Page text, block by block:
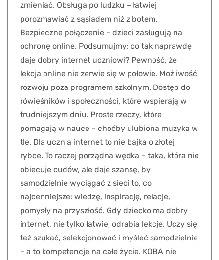
zmieniać. Obsługa po ludzku – łatwiej
porozmawiać z sąsiadem niż z botem.
Bezpieczne połączenie – dzieci zasługują na
ochronę online. Podsumujmy: co tak naprawdę
daje dobry internet uczniowi? Pewność, że
lekcja online nie zerwie się w połowie. Możliwość
rozwoju poza programem szkolnym. Dostęp do
rówieśników i społeczności, które wspierają w
trudniejszym dniu. Proste rzeczy, które
pomagają w nauce – choćby ulubiona muzyka w
tle. Dla ucznia internet to nie bajka o złotej
rybce. To raczej porządna wędka – taka, która nie
obiecuje cudów, ale daje szansę, by
samodzielnie wyciągać z sieci to, co
najcenniejsze: wiedzę, inspirację, relacje,
pomysły na przyszłość. Gdy dziecko ma dobry
internet, nie tylko łatwiej odrabia lekcje. Uczy się
też szukać, selekcjonować i myśleć samodzielnie
– a to kompetencje na całe życie. KOBA nie